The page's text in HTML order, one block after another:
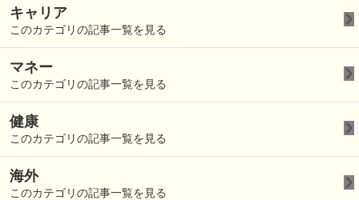
キャリア
このカテゴリの記事一覧を見る
マネー
このカテゴリの記事一覧を見る
健康
このカテゴリの記事一覧を見る
海外
このカテゴリの記事一覧を見る